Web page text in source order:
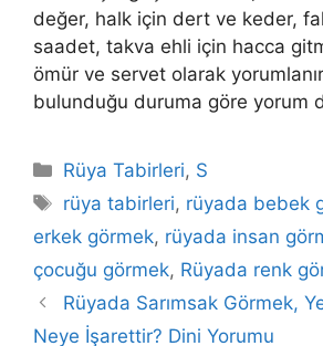
değer, halk için dert ve keder,
saadet, takva ehli için hacca
ömür ve servet olarak
bulunduğu duruma göre yorum
Kategoriler
Rüya Tabirleri, S
Etiketler
rüya tabirleri, rüyada bebek
erkek görmek, rüyada insan
çocuğu görmek, Rüyada renk
Rüyada Sarımsak Görmek,
Neye İşarettir? Dini Yorumu